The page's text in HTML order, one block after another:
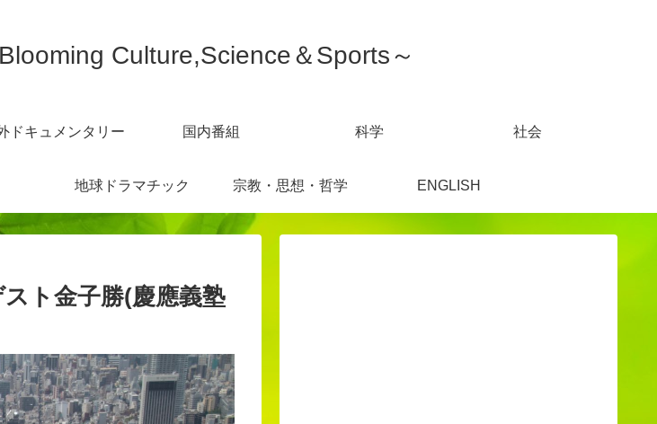
Culture,Science＆Sports～
ドキュメンタリー 国内番組 科学 社会
地球ドラマチック 宗教・思想・哲学 ENGLISH
ト金子勝(慶應義塾